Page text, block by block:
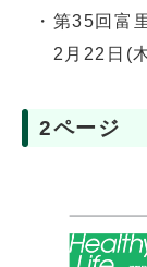
・第35回富
2月22日(
2ページ